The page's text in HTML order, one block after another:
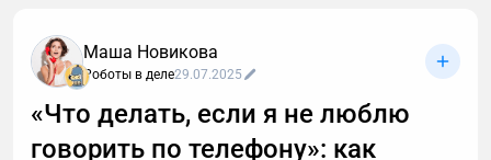
Маша Новикова
Роботы в деле29.07.2025
«Что делать, если я не люблю
говорить по телефону»: как